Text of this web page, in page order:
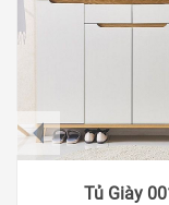
Tủ Giày
prev